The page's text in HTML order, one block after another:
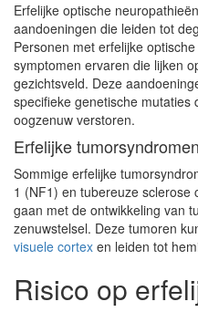
Erfelijke optische
aandoeningen die leiden tot
Personen met erfelijke
symptomen ervaren die lijken
gezichtsveld. Deze
specifieke genetische
oogzenuw verstoren.
Erfelijke tumorsyndromen
Sommige erfelijke
1 (NF1) en tubereuze sclerose
gaan met de ontwikkeling van
zenuwstelsel. Deze tumoren
visuele cortex en leiden tot
Risico op